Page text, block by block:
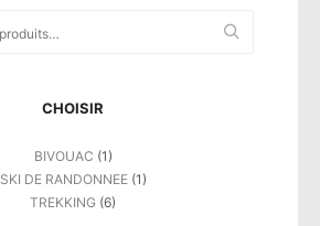
CHOISIR
BIVOUAC (1)
SKI DE RANDONNEE (1)
TREKKING (6)